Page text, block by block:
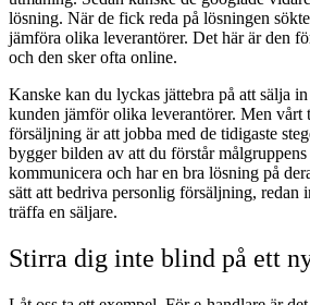
lösning. När de fick reda på lösningen
jämföra olika leverantörer. Det här är den
och den sker ofta online.
Kanske kan du lyckas jättebra på att sälja
kunden jämför olika leverantörer. Men
försäljning är att jobba med de tidigaste
bygger bilden av att du förstår
kommunicera och har en bra lösning på
sätt att bedriva personlig försäljning, redan
träffa en säljare.
Stirra dig inte blind på ett